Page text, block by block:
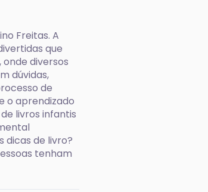
Freitas. A
que
diversos
dúvidas,
de
o aprendizado
livros infantis
dicas de livro?
tenham